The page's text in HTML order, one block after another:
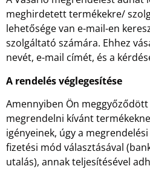
meghirdetett termékekre/
lehetősége van e-mail-en
szolgáltató számára. Ehhez
nevét, e-mail címét, és a
A rendelés véglegesítése
Amennyiben Ön
megrendelni kívánt
igényeinek, úgy a
fizetési mód választásával
utalás), annak teljesítésével